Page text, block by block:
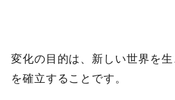
変化の目的は、新しい世界を
を確立することです。